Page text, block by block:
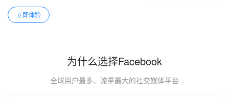
立即体验
为什么选择Facebook
全球用户最多、流量最大的社交媒体平台